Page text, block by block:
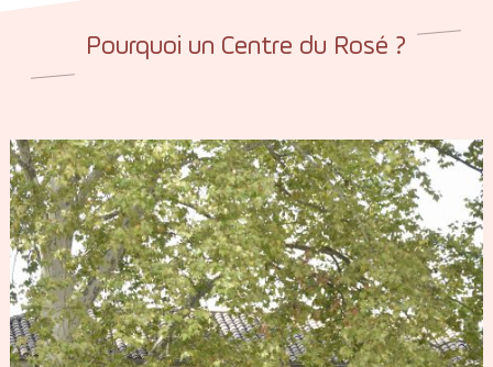
Pourquoi un Centre du Rosé ?